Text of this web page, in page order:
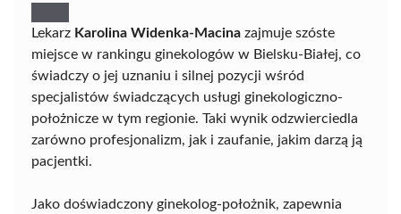
Lekarz Karolina Widenka-Macina zajmuje szóste
miejsce w rankingu ginekologów w Bielsku-Białej, co
świadczy o jej uznaniu i silnej pozycji wśród
specjalistów świadczących usługi ginekologiczno-
położnicze w tym regionie. Taki wynik odzwierciedla
zarówno profesjonalizm, jak i zaufanie, jakim darzą ją
pacjentki.
Jako doświadczony ginekolog-położnik, zapewnia